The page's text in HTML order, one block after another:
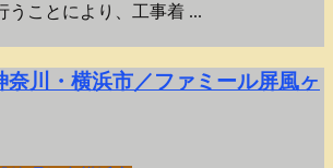
うことにより、工事着 ...
川・横浜市／ファミール屏風ヶ